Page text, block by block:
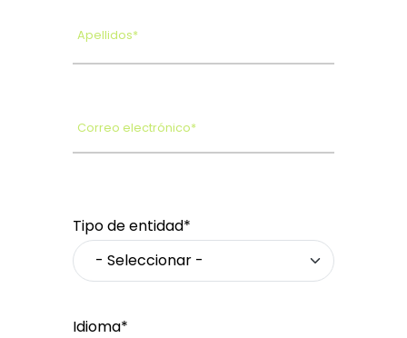
Apellidos*
Correo electrónico*
Tipo de entidad*
Idioma*